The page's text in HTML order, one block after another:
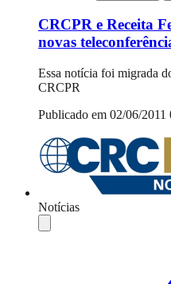
CRCPR e Receita
novas
Essa notícia foi migrada
CRCPR
Publicado em 02/06/2011
Notícias
Compartilhar